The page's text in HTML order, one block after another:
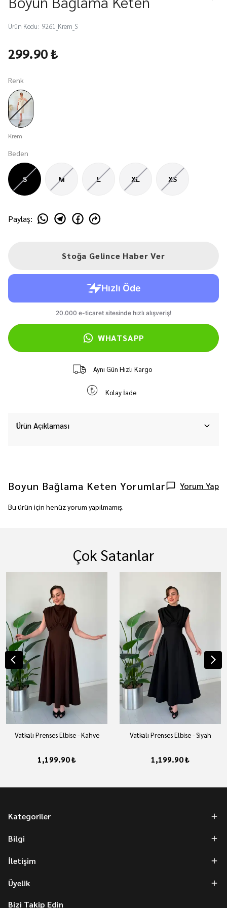
Ürün Kodu: 9261_Krem_S
299.90 ₺
Renk
Krem
Beden
S M L XL XS
Paylaş:
Stoğa Gelince Haber Ver
WHATSAPP
Aynı Gün Hızlı Kargo
Kolay İade
Ürün Açıklaması
Boyun Bağlama Keten Yorumlar Yorum Yap
Bu ürün için henüz yorum yapılmamış.
Çok Satanlar
Vatkalı Prenses Elbise - Kahve
1,199.90 ₺
Vatkalı Prenses Elbise - Siyah
1,199.90 ₺
Kategoriler
Bilgi
İletişim
Üyelik
Bizi Takip Edin